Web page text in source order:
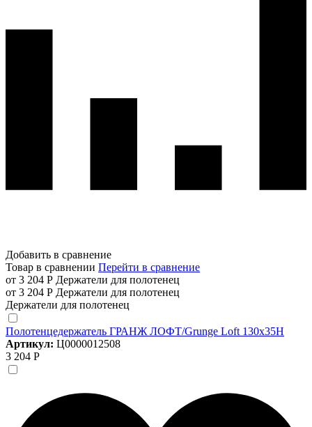
Добавить в сравнение
Товар в сравнении Перейти в сравнение
от 3 204 Р Держатели для полотенец
от 3 204 Р Держатели для полотенец
Держатели для полотенец
Полотенцедержатель ГРАНЖ ЛОФТ/Grunge Loft 130х35Н
Артикул: Ц0000012508
3 204 Р